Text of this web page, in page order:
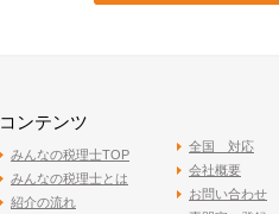
コンテンツ
みんなの税理士TOP
みんなの税理士とは
紹介の流れ
全国 対応
会社概要
お問い合わせ